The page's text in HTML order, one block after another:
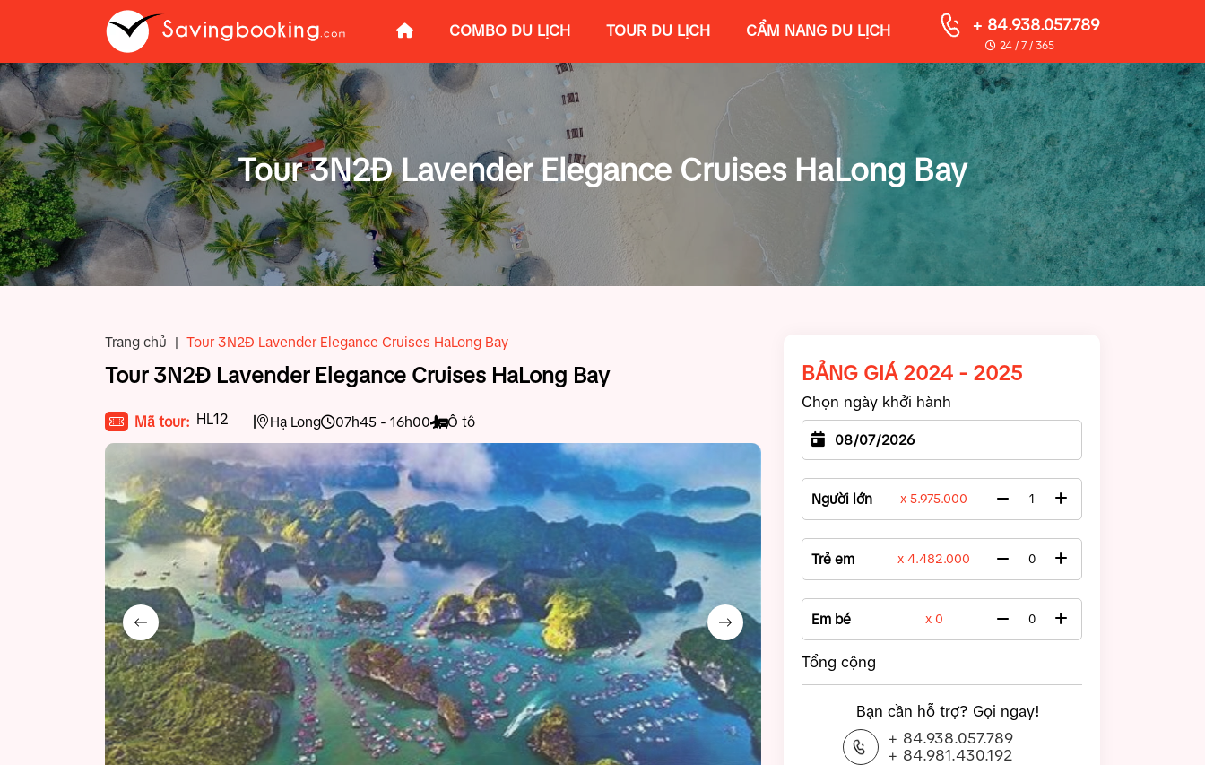
COMBO DU LỊCH TOUR DU LỊCH CẨM NANG DU LỊCH + 84.938.057.789
24 / 7 / 365
Tour 3N2Đ Lavender Elegance Cruises HaLong Bay
Trang chủ | Tour 3N2Đ Lavender Elegance Cruises HaLong Bay
Tour 3N2Đ Lavender Elegance Cruises HaLong Bay
Mã tour: HL12 Hạ Long 07h45 - 16h00 Ô tô
BẢNG GIÁ 2024 - 2025
Chọn ngày khởi hành
Người lớn x 5.975.000
Trẻ em x 4.482.000
Em bé x 0
Tổng cộng
Bạn cần hỗ trợ? Gọi ngay!
+ 84.938.057.789
+ 84.981.430.192